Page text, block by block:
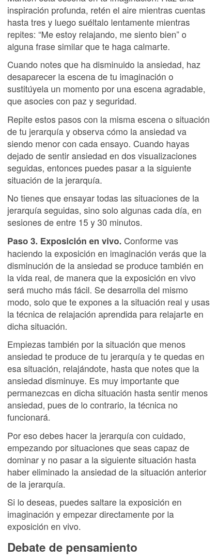
inspiración profunda, retén el aire mientras cuentas
hasta tres y luego suéltalo lentamente mientras
repites: “Me estoy relajando, me siento bien” o
alguna frase similar que te haga calmarte.
Cuando notes que ha disminuido la ansiedad, haz
desaparecer la escena de tu imaginación o
sustitúyela un momento por una escena agradable,
que asocies con paz y seguridad.
Repite estos pasos con la misma escena o situación
de tu jerarquía y observa cómo la ansiedad va
siendo menor con cada ensayo. Cuando hayas
dejado de sentir ansiedad en dos visualizaciones
seguidas, entonces puedes pasar a la siguiente
situación de la jerarquía.
No tienes que ensayar todas las situaciones de la
jerarquía seguidas, sino solo algunas cada día, en
sesiones de entre 15 y 30 minutos.
Paso 3. Exposición en vivo. Conforme vas
haciendo la exposición en imaginación verás que la
disminución de la ansiedad se produce también en
la vida real, de manera que la exposición en vivo
será mucho más fácil. Se desarrolla del mismo
modo, solo que te expones a la situación real y usas
la técnica de relajación aprendida para relajarte en
dicha situación.
Empiezas también por la situación que menos
ansiedad te produce de tu jerarquía y te quedas en
esa situación, relajándote, hasta que notes que la
ansiedad disminuye. Es muy importante que
permanezcas en dicha situación hasta sentir menos
ansiedad, pues de lo contrario, la técnica no
funcionará.
Por eso debes hacer la jerarquía con cuidado,
empezando por situaciones que seas capaz de
dominar y no pasar a la siguiente situación hasta
haber eliminado la ansiedad de la situación anterior
de la jerarquía.
Si lo deseas, puedes saltare la exposición en
imaginación y empezar directamente por la
exposición en vivo.
Debate de pensamiento